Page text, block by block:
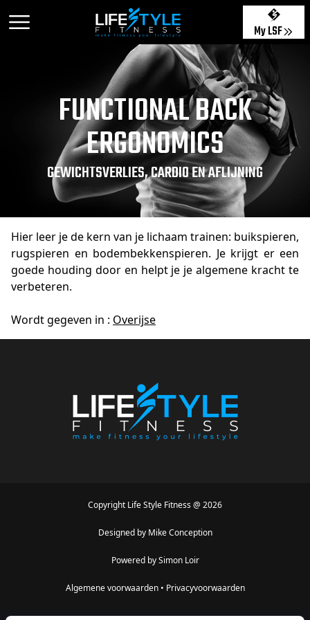
My LSF
FUNCTIONAL BACK
ERGONOMICS
GEWICHTSVERLIES, CARDIO EN AFLIJNING
Hier leer je de kern van je lichaam trainen: buikspieren,
rugspieren en bodembekkenspieren. Je krijgt er een
goede houding door en helpt je je algemene kracht te
verbeteren.
Wordt gegeven in : Overijse
Copyright Life Style Fitness @ 2026
Designed by Mike Conception
Powered by Simon Loir
Algemene voorwaarden • Privacyvoorwaarden